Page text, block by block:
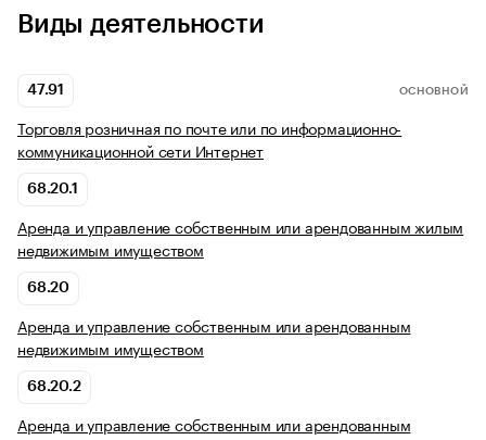
Виды деятельности
47.91 ОСНОВНОЙ
Торговля розничная по почте или по информационно-
коммуникационной сети Интернет
68.20.1
Аренда и управление собственным или арендованным жилым
недвижимым имуществом
68.20
Аренда и управление собственным или арендованным
недвижимым имуществом
68.20.2
Аренда и управление собственным или арендованным